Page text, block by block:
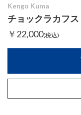
Kengo Kuma
チョックラカフス
￥22,000(税込)